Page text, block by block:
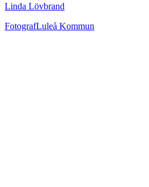
Linda Lövbrand
FotografLuleå Kommun